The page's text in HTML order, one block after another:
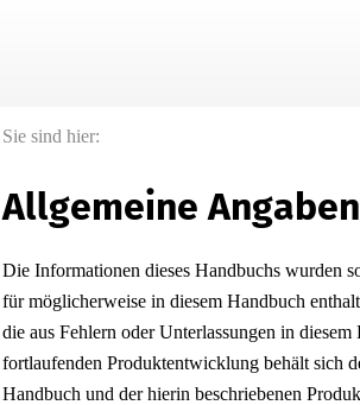
Sie sind hier:
Allgemeine Angaben
Die Informationen dieses Handbuchs wurden
für möglicherweise in diesem Handbuch
die aus Fehlern oder Unterlassungen in
fortlaufenden Produktentwicklung behält sich
Handbuch und der hierin beschriebenen